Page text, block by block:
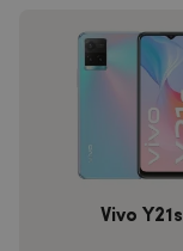
Vivo Y21s